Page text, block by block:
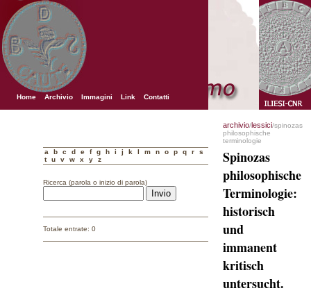
Home Archivio Immagini Link Contatti
a b c d e f g h i j k l m n o p q r
s
t
u v w x y z
Ricerca (parola o inizio di parola)
Totale entrate: 0
archivio/lessici/spinozas
philosophische
terminologie
Spinozas
philosophische
Terminologie:
historisch
und
immanent
kritisch
untersucht.